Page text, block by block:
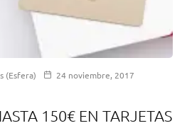
(Esfera)
24 noviembre, 2017
150€ EN TARJETAS